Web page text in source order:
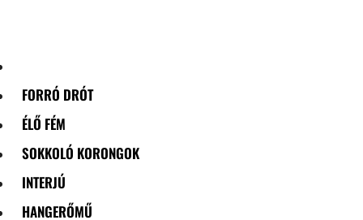
FORRÓ DRÓT
ÉLŐ FÉM
SOKKOLÓ KORONGOK
INTERJÚ
HANGERŐMŰ